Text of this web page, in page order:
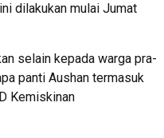
dilakukan mulai Jumat
selain kepada warga pra-
panti Aushan termasuk
Kemiskinan